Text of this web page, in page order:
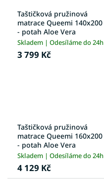
Taštičková pružinová
matrace Queemi 140x200
- potah Aloe Vera
Skladem | Odesíláme do 24h
3 799 Kč
Taštičková pružinová
matrace Queemi 160x200
- potah Aloe Vera
Skladem | Odesíláme do 24h
4 129 Kč